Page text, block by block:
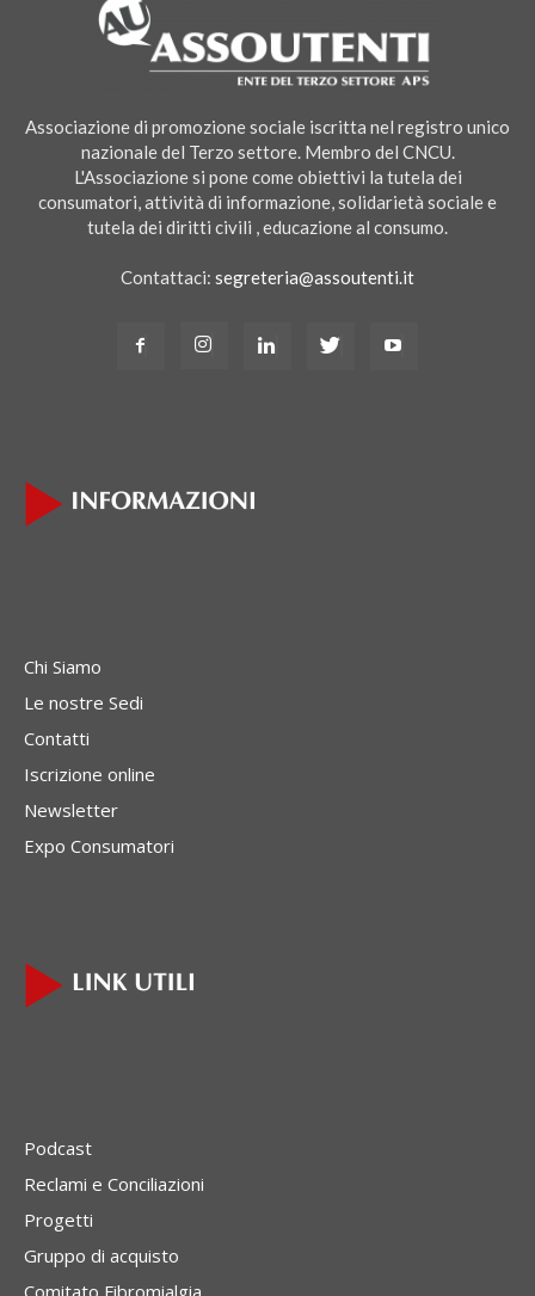
Associazione di promozione sociale iscritta nel registro unico
nazionale del Terzo settore. Membro del CNCU.
L'Associazione si pone come obiettivi la tutela dei
consumatori, attività di informazione, solidarietà sociale e
tutela dei diritti civili , educazione al consumo.
Contattaci: segreteria@assoutenti.it
Chi Siamo
Le nostre Sedi
Contatti
Iscrizione online
Newsletter
Expo Consumatori
Podcast
Reclami e Conciliazioni
Progetti
Gruppo di acquisto
Comitato Fibromialgia